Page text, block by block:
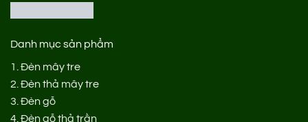
Danh mục sản phẩm
1.Đèn mây tre
2.Đèn thả mây tre
3.Đèn gỗ
4.Đèn gỗ thả trần